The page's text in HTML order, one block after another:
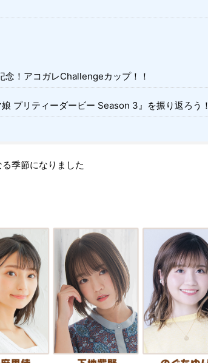
念！アコガレChallengeカップ！！
プリティーダービー Season 3』を振り返ろう！
季節になりました